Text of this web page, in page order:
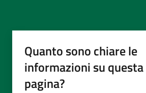
Quanto sono chiare le
informazioni su questa
pagina?